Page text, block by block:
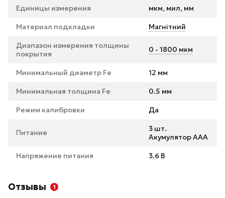
Единицы измерения мкм, мил, мм
Материал подкладки Магнітний
Диапазон измерения толщины
покрытия
0 - 1800 мкм
Минимальный диаметр Fe 12 мм
Минимальная толщина Fe 0.5 мм
Режим калибровки Да
Питание
3 шт.
Акумулятор ААА
Напряжение питания 3.6 В
Отзывы 1